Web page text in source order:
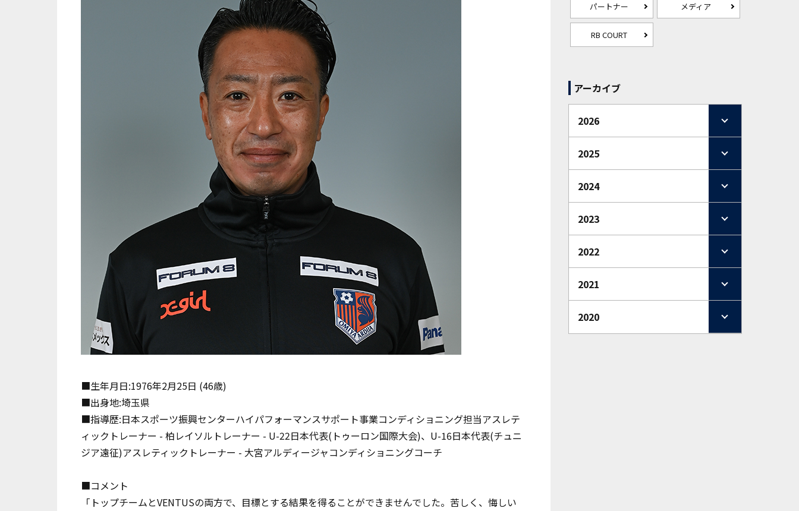
■生年月日:1976年2月25日 (46歳)
■出身地:埼玉県
■指導歴:日本スポーツ振興センターハイパフォーマンスサポート事業コンディショニング担当アスレテ
ィックトレーナー - 柏レイソルトレーナー - U-22日本代表( トゥーロン国際大会)、 U-16日本代表(チュニ
ジア遠征)アスレティックトレーナー - 大宮アルディージャコンディショニングコーチ
■コメント
「トップチームとVENTUSの両方で、目標とする結果を得ることができませんでした。苦しく、悔しい
パートナー メディア
RB COURT
アーカイブ
2026
2025
2024
2023
2022
2021
2020